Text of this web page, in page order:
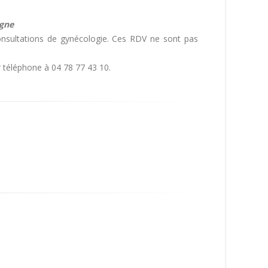
de gynécologie. Ces RDV ne sont pas
à 04 78 77 43 10.